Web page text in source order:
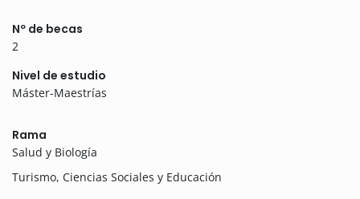
Nº de becas
2
Nivel de estudio
Máster-Maestrías
Rama
Salud y Biología
Turismo, Ciencias Sociales y Educación